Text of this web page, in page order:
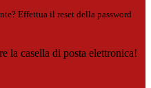
Effettua il reset della password
la casella di posta elettronica!